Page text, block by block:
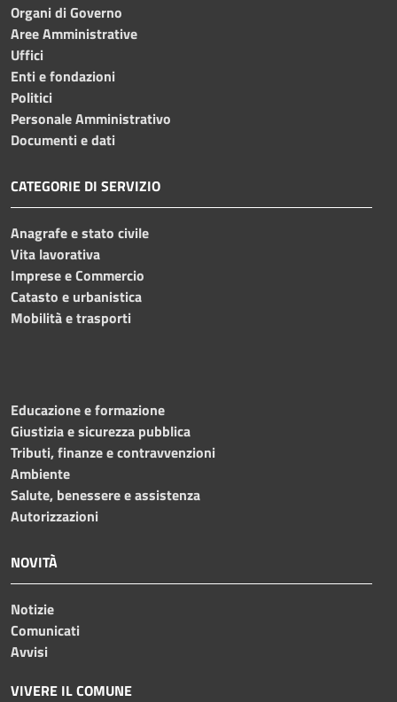
Organi di Governo
Aree Amministrative
Uffici
Enti e fondazioni
Politici
Personale Amministrativo
Documenti e dati
CATEGORIE DI SERVIZIO
Anagrafe e stato civile
Vita lavorativa
Imprese e Commercio
Catasto e urbanistica
Mobilità e trasporti
Educazione e formazione
Giustizia e sicurezza pubblica
Tributi, finanze e contravvenzioni
Ambiente
Salute, benessere e assistenza
Autorizzazioni
NOVITÀ
Notizie
Comunicati
Avvisi
VIVERE IL COMUNE